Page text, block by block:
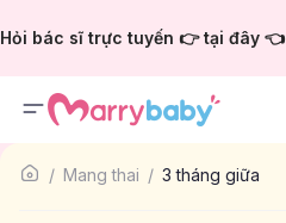
Hỏi bác sĩ trực tuyến 👉 tại đây 👈
Mang thai 3 tháng giữa